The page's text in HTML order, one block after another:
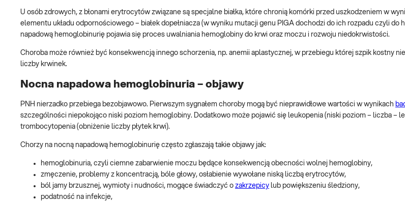
U osób zdrowych, z błonami erytrocytów związane są specjalne białka, które chronią komórki przed uszkodzeniem w
elementu układu odpornościowego – białek dopełniacza (w wyniku mutacji genu PIGA dochodzi do ich rozpadu czyli do
napadową hemoglobinurię pojawia się proces uwalniania hemoglobiny do krwi oraz moczu i rozwoju niedokrwistości.
Choroba może również być konsekwencją innego schorzenia, np. anemii aplastycznej, w przebiegu której szpik kostny
liczby krwinek.
Nocna napadowa hemoglobinuria – objawy
PNH nierzadko przebiega bezobjawowo. Pierwszym sygnałem choroby mogą być nieprawidłowe wartości w wynikach
szczególności niepokojąco niski poziom hemoglobiny. Dodatkowo może pojawić się leukopenia (niski poziom – liczba –
trombocytopenia (obniżenie liczby płytek krwi).
Chorzy na nocną napadową hemoglobinurię często zgłaszają takie objawy jak:
hemoglobinuria, czyli ciemne zabarwienie moczu będące konsekwencją obecności wolnej hemoglobiny,
zmęczenie, problemy z koncentracją, bóle głowy, osłabienie wywołane niską liczbą erytrocytów,
ból jamy brzusznej, wymioty i nudności, mogące świadczyć o zakrzepicy lub powiększeniu śledziony,
podatność na infekcje,